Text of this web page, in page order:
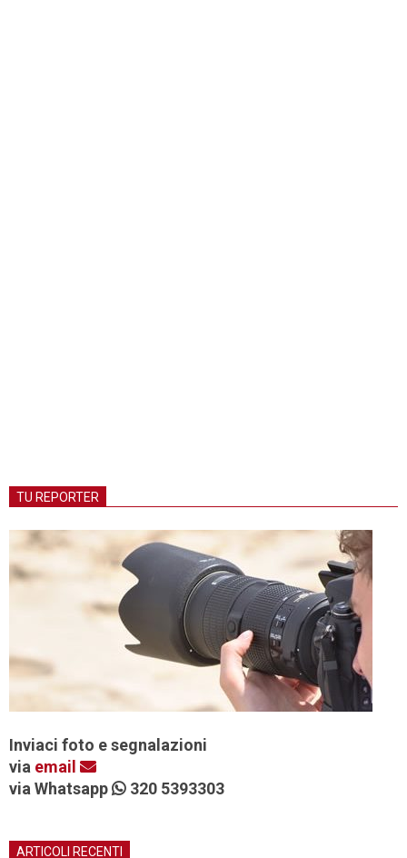
TU REPORTER
Inviaci foto e segnalazioni
via email
via Whatsapp
320 5393303
ARTICOLI RECENTI